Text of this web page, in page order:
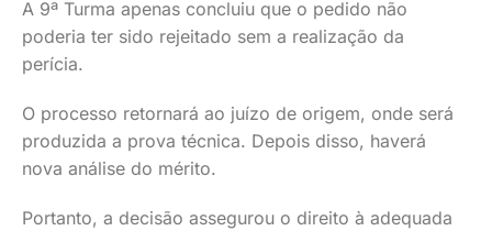
A 9ª Turma apenas concluiu que o pedido não
poderia ter sido rejeitado sem a realização da
perícia.
O processo retornará ao juízo de origem, onde será
produzida a prova técnica. Depois disso, haverá
nova análise do mérito.
Portanto, a decisão assegurou o direito à adequada